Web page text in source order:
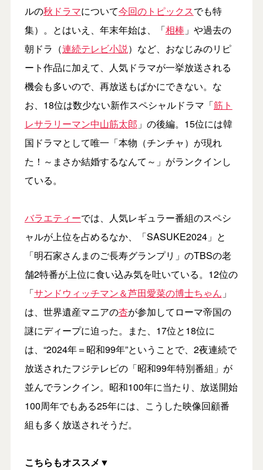
ルの秋ドラマについて今回のトピックスでも特
集）。とはいえ、年末年始は、「相棒 」や過去の
朝ドラ（連続テレビ小説）など、おなじみのリピ
ート作品に加えて、人気ドラマが一挙放送される
機会も多いので、再放送もばかにできない。な
お、18位は数少ない新作スペシャルドラマ「筋ト
レサラリーマン中山筋太郎 」の後編。15位には韓
国ドラマとして唯一「本物（チンチャ）が現れ
た！～まさか結婚するなんて～」がランクインし
ている。
バラエティーでは、人気レギュラー番組のスペシ
ャルが上位を占めるなか、「SASUKE2024」と
「明石家さんまのご長寿グランプリ」のTBSの老
舗2特番が上位に食い込み気を吐いている。12位の
「サンドウィッチマン＆芦田愛菜の博士ちゃん 」
は、世界遺産マニアの杏が参加してローマ帝国の
謎にディープに迫った。また、17位と18位に
は、“2024年＝昭和99年”ということで、2夜連続で
放送されたフジテレビの「昭和99年特別番組」が
並んでランクイン。昭和100年に当たり、放送開始
100周年でもある25年には、こうした映像回顧番
組も多く放送されそうだ。
こちらもオススメ▼